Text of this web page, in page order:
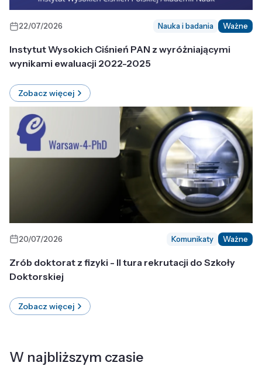
22/07/2026 Nauka i badania Ważne
Instytut Wysokich Ciśnień PAN z wyróżniającymi
wynikami ewaluacji 2022-2025
Zobacz więcej
20/07/2026 Komunikaty Ważne
Zrób doktorat z fizyki - II tura rekrutacji do Szkoły
Doktorskiej
Zobacz więcej
W najbliższym czasie